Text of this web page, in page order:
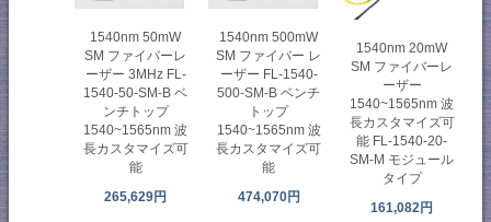
1540nm 50mW
SM ファイバーレ
ーザー 3MHz FL-
1540-50-SM-B ベ
ンチトップ
1540~1565nm 波
長カスタマイズ可
能
265,629円
1540nm 500mW
SM ファイバー レ
ーザー FL-1540-
500-SM-B ベンチ
トップ
1540~1565nm 波
長カスタマイズ可
能
474,070円
1540nm 20mW
SM ファイバーレ
ーザー
1540~1565nm 波
長カスタマイズ可
能 FL-1540-20-
SM-M モジュール
タイプ
161,082円